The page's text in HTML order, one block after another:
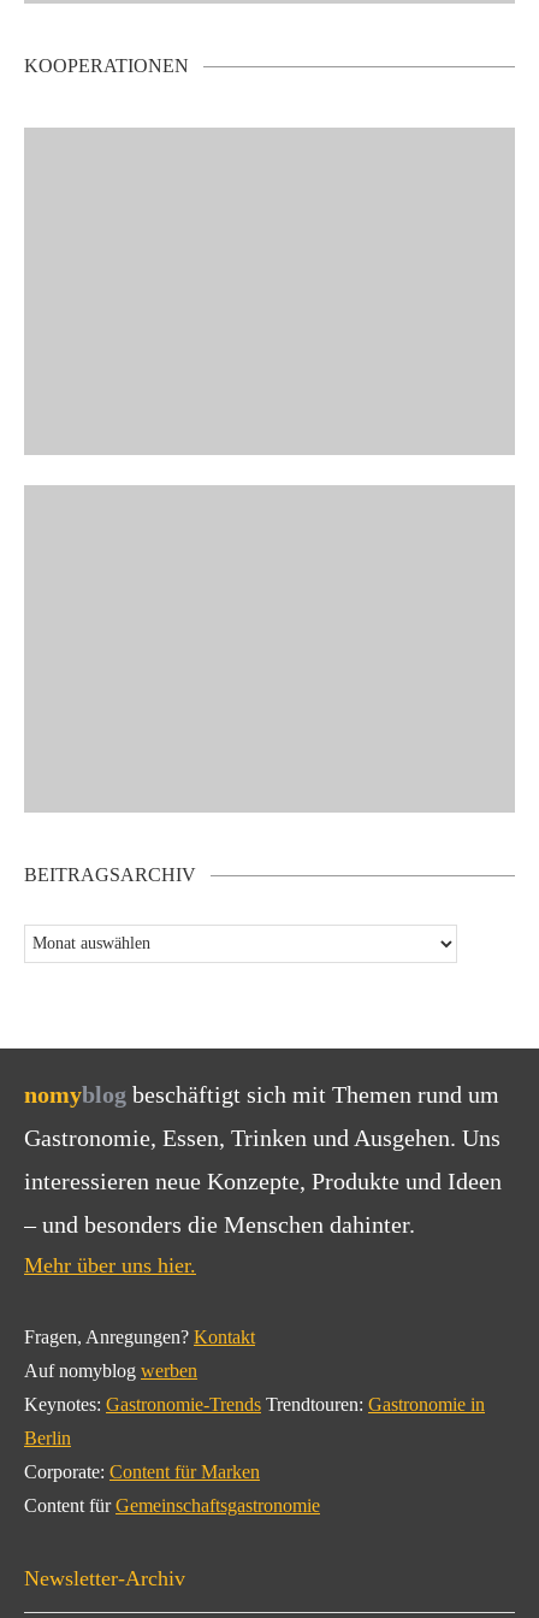
KOOPERATIONEN
BEITRAGSARCHIV
nomyblog beschäftigt sich mit Themen rund um
Gastronomie, Essen, Trinken und Ausgehen. Uns
interessieren neue Konzepte, Produkte und Ideen
– und besonders die Menschen dahinter.
Mehr über uns hier.
Fragen, Anregungen? Kontakt
Auf nomyblog werben
Keynotes: Gastronomie-Trends Trendtouren: Gastronomie in
Berlin
Corporate: Content für Marken
Content fürGemeinschaftsgastronomie
Newsletter-Archiv